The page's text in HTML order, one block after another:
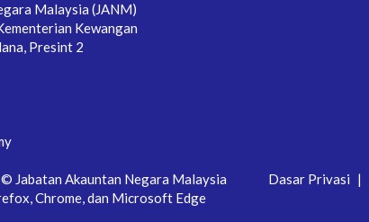
Malaysia (JANM)
Kewangan
Presint 2
Jabatan Akauntan Negara Malaysia
Chrome, dan Microsoft Edge
Dasar Privasi |